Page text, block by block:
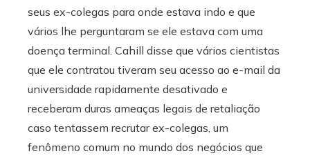
seus ex-colegas para onde estava indo e que
vários lhe perguntaram se ele estava com uma
doença terminal. Cahill disse que vários cientistas
que ele contratou tiveram seu acesso ao e-mail da
universidade rapidamente desativado e
receberam duras ameaças legais de retaliação
caso tentassem recrutar ex-colegas, um
fenômeno comum no mundo dos negócios que